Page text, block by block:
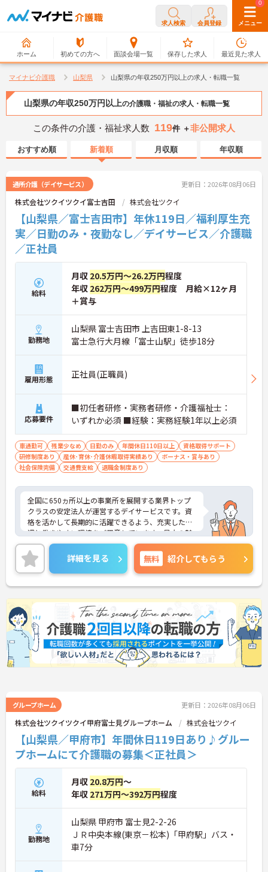
求人検索 会員登録 メニュー
ホーム 初めての方へ 面談会場一覧
0
保存した求人
0
最近見た求人
マイナビ介護職 山梨県 山梨県の年収250万円以上の求人・転職一覧
山梨県の年収250万円以上の介護職・福祉の求人・転職一覧
この条件の介護・福祉求人数 119件 ＋非公開求人
おすすめ順 新着順 月収順 年収順
通所介護（デイサービス） 更新日：2026年08月06日
株式会社ツクイツクイ富士吉田 株式会社ツクイ
【山梨県／富士吉田市】年休119日／福利厚生充
実／日勤のみ・夜勤なし／デイサービス／介護職
／正社員
給料
月収 20.5万円～26.2万円程度
年収 262万円～499万円程度 月給×12ヶ月
＋賞与
勤務地
山梨県 富士吉田市 上吉田東1-8-13
富士急行大月線「富士山駅」徒歩18分
雇用形態 正社員(正職員)
応募要件
■初任者研修・実務者研修・介護福祉士：
いずれか必須 ■経験：実務経験1年以上必須
車通勤可 残業少なめ 日勤のみ 年間休日110日以上
資格取得サポート
研修制度あり
産休･育休･介護休暇取得実績あり
ボーナス・賞与あり
社会保険完備
交通費支給 退職金制度あり
全国に650ヵ所以上の事業所を展開する業界トップ
クラスの安定法人が運営するデイサービスです。資
格を活かして長期的に活躍できるよう、充実した待
遇と働きやすい環境をご用意しています。最大の魅
力は夜勤なしの日勤のみで年間休日は119日しっか
り確保できる点にあります。毎月付与されるリフレ
ッシュ休暇を利用して連休の取得も可能です。ま
た、子育てサポート企業として「くるみん認定」を
取得しており、こども休暇や充実した扶養手当など
ご家庭との両立を後押しする制度が整っています。
入社後1年間は専用のチューターがつき手厚くフォ
ローするため、新しい環境への不安を軽減できま
す。最大105万円の賞与支給の実績や、宿泊費補助
等の独自の福利厚生制度も備わっており、有資格者
の方がご自身の個性を大切にしながらやりがいを持
って働き続けられるおすすめの職場です。
をつけて働ける環境です】
119日がしっかりと確保されています
・毎月1日付与されるリフレッシュ休暇と有給を組
み合わせて連休を取得しプライベートを満喫できま
す
・子育てサポート企業として「くるみん認定」を取
得しており未就学児向けのこども休暇など支援体制
が万全です
【賞与実績最大105万円◎大手法人ならではの手厚
・頑張りをしっかり還元する過去実績最大105万円
の賞与や配偶者・お子様への手厚い扶養手当を支給
しています
詳細を見る 無料 紹介してもらう
グループホーム 更新日：2026年08月06日
株式会社ツクイツクイ甲府富士見グループホーム 株式会社ツクイ
【山梨県／甲府市】年間休日119日あり♪グルー
プホームにて介護職の募集＜正社員＞
給料
月収 20.8万円～
年収 271万円～392万円程度
勤務地
山梨県 甲府市 富士見2-2-26
ＪＲ中央本線(東京－松本)「甲府駅」バス・
車7分